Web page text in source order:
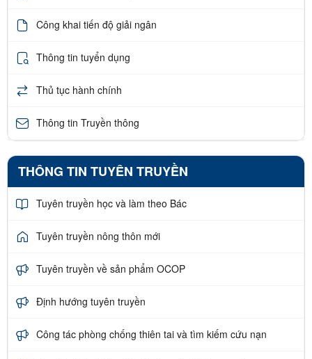
Công khai tiến độ giải ngân
Thông tin tuyển dụng
Thủ tục hành chính
Thông tin Truyền thông
THÔNG TIN TUYÊN TRUYỀN
Tuyên truyền học và làm theo Bác
Tuyên truyền nông thôn mới
Tuyên truyền về sản phẩm OCOP
Định hướng tuyên truyền
Công tác phòng chống thiên tai và tìm kiếm cứu nạn